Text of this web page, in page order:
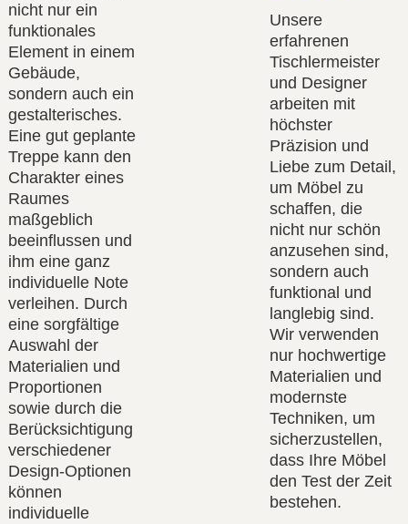
nicht nur ein
funktionales
Element in einem
Gebäude,
sondern auch ein
gestalterisches.
Eine gut geplante
Treppe kann den
Charakter eines
Raumes
maßgeblich
beeinflussen und
ihm eine ganz
individuelle Note
verleihen. Durch
eine sorgfältige
Auswahl der
Materialien und
Proportionen
sowie durch die
Berücksichtigung
verschiedener
Design-Optionen
können
individuelle
Unsere
erfahrenen
Tischlermeister
und Designer
arbeiten mit
höchster
Präzision und
Liebe zum Detail,
um Möbel zu
schaffen, die
nicht nur schön
anzusehen sind,
sondern auch
funktional und
langlebig sind.
Wir verwenden
nur hochwertige
Materialien und
modernste
Techniken, um
sicherzustellen,
dass Ihre Möbel
den Test der Zeit
bestehen.